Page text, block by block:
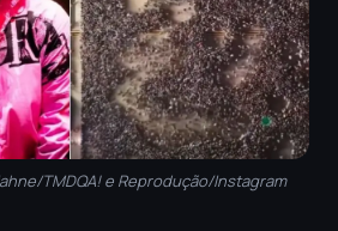
TMDQA! e Reprodução/Instagram